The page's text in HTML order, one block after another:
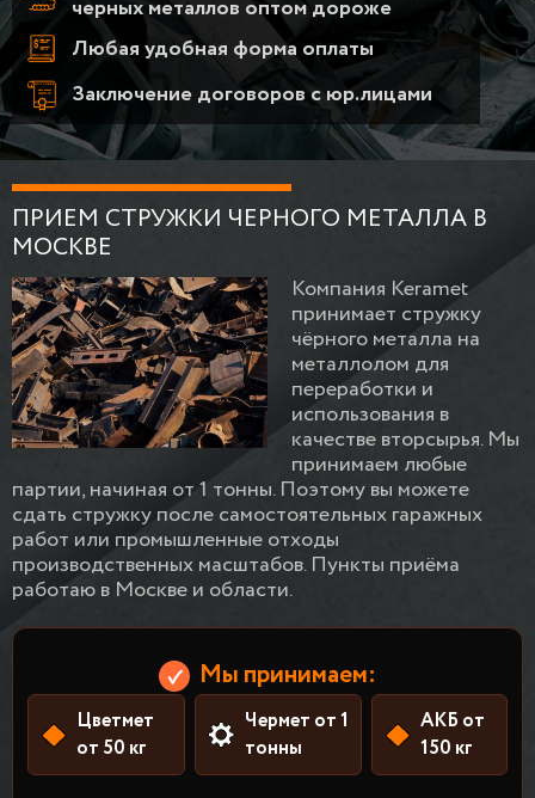
черных металлов оптом дороже
Любая удобная форма оплаты
Заключение договоров с юр.лицами
ПРИЕМ СТРУЖКИ ЧЕРНОГО МЕТАЛЛА В
МОСКВЕ
Компания Keramet
принимает стружку
чёрного металла на
металлолом для
переработки и
использования в
качестве вторсырья. Мы
принимаем любые
партии, начиная от 1 тонны. Поэтому вы можете
сдать стружку после самостоятельных гаражных
работ или промышленные отходы
производственных масштабов. Пункты приёма
работаю в Москве и области.
Мы принимаем:
Цветмет
от 50 кг
Чермет от 1
тонны
АКБ от
150 кг